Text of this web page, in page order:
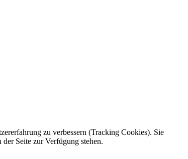
zu verbessern (Tracking Cookies). Sie
Seite zur Verfügung stehen.